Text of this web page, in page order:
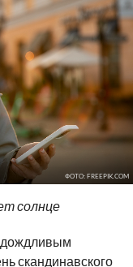
ФОТО: FREEPIK.COM
солнце
дождливым
скандинавского